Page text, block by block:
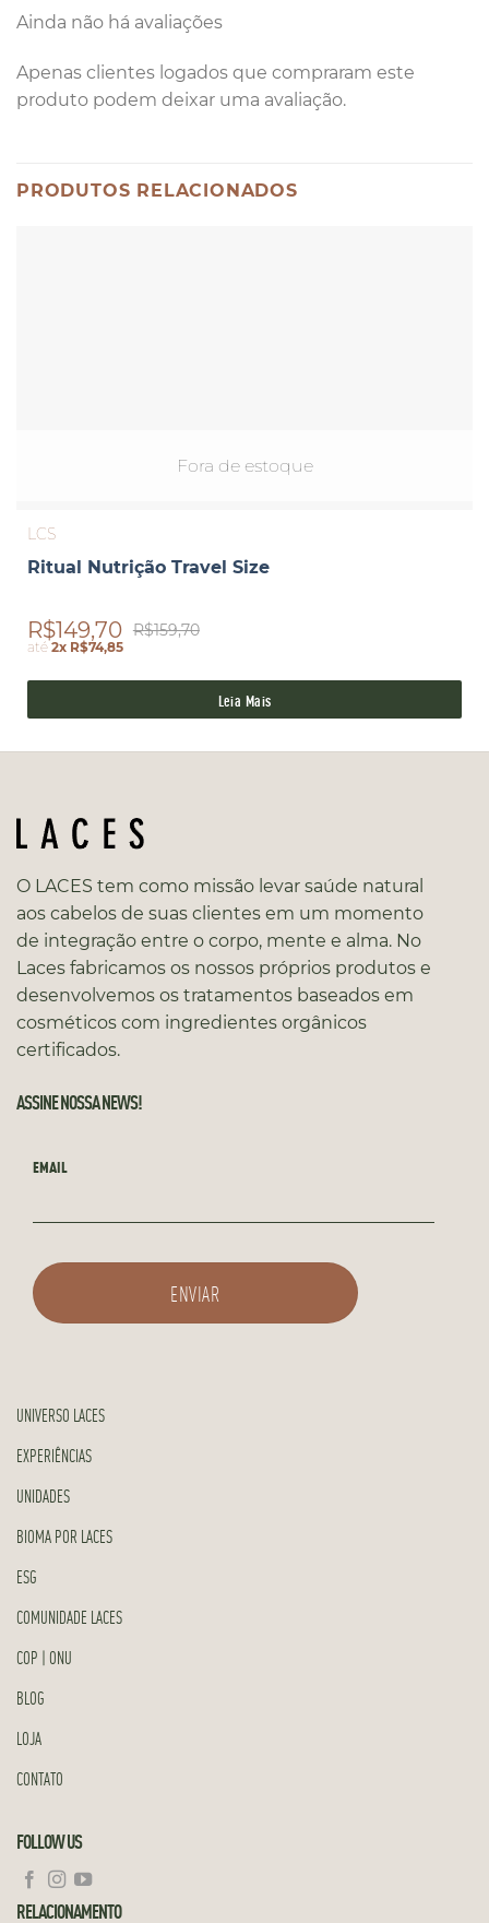
Ainda não há avaliações
Apenas clientes logados que compraram este
produto podem deixar uma avaliação.
PRODUTOS RELACIONADOS
Fora de estoque
LCS
Ritual Nutrição Travel Size
R$149,70 R$159,70
até2x R$74,85
Leia Mais
O LACES tem como missão levar saúde natural
aos cabelos de suas clientes em um momento
de integração entre o corpo, mente e alma. No
Laces fabricamos os nossos próprios produtos e
desenvolvemos os tratamentos baseados em
cosméticos com ingredientes orgânicos
certificados.
ASSINE NOSSA NEWS!
EMAIL
UNIVERSO LACES
EXPERIÊNCIAS
UNIDADES
BIOMA POR LACES
ESG
COMUNIDADE LACES
COP | ONU
BLOG
LOJA
CONTATO
FOLLOW US
RELACIONAMENTO